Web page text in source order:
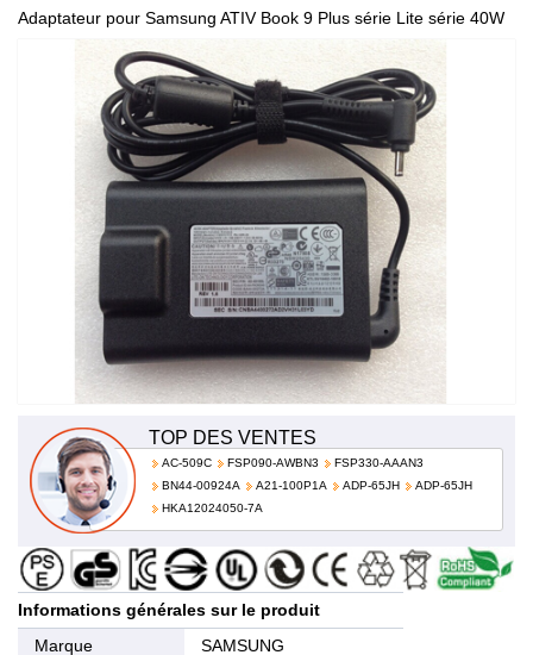
Adaptateur pour Samsung ATIV Book 9 Plus série Lite série 40W
100-240V 50-60Hz AA-PA3NS40 AA-PA3N40W
TOP DES VENTES
AC-509C FSP090-AWBN3
FSP330-AAAN3
BN44-00924A
A21-100P1A ADP-65JH
ADP-65JH
HKA12024050-7A
Informations générales sur le produit
Marque
SAMSUNG